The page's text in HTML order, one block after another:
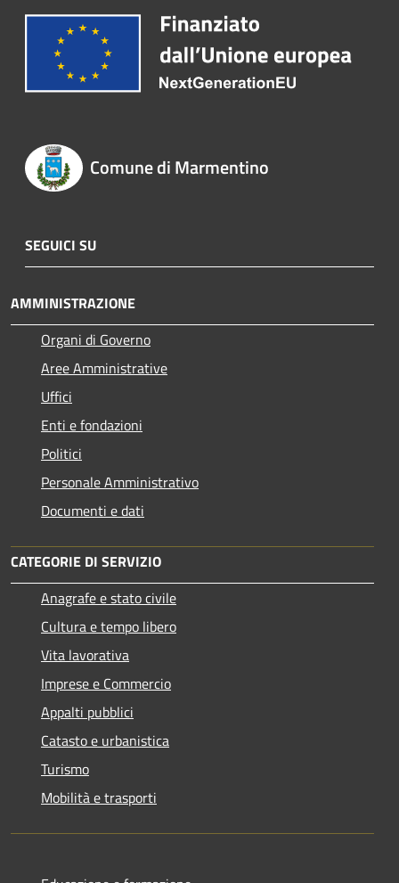
Comune di Marmentino
SEGUICI SU
AMMINISTRAZIONE
Organi di Governo
Aree Amministrative
Uffici
Enti e fondazioni
Politici
Personale Amministrativo
Documenti e dati
CATEGORIE DI SERVIZIO
Anagrafe e stato civile
Cultura e tempo libero
Vita lavorativa
Imprese e Commercio
Appalti pubblici
Catasto e urbanistica
Turismo
Mobilità e trasporti